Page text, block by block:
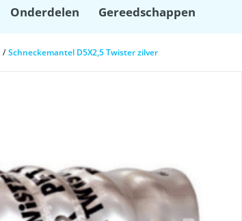
Onderdelen Gereedschappen
/ Schneckemantel D5X2,5 Twister zilver